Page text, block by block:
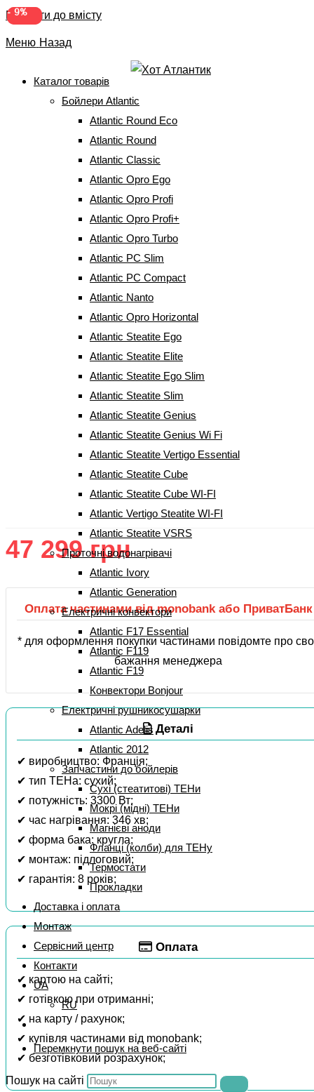
Перейти до вмісту
Меню Назад
Каталог товарів
Бойлери Atlantic
Atlantic Round Eco
Atlantic Round
Atlantic Classic
Atlantic Opro Ego
Atlantic Opro Profi
Atlantic Opro Profi+
Atlantic Opro Turbo
Atlantic PC Slim
Atlantic PC Compact
Atlantic Nanto
Atlantic Opro Horizontal
Atlantic Steatite Ego
Atlantic Steatite Elite
Atlantic Steatite Ego Slim
Atlantic Steatite Slim
Atlantic Steatite Genius
Atlantic Steatite Genius Wi Fi
Atlantic Steatite Vertigo Essential
Atlantic Steatite Cube
Atlantic Steatite Cube WI-FI
Atlantic Vertigo Steatite WI-FI
Atlantic Steatite VSRS
Проточні водонагрівачі
Atlantic Ivory
Atlantic Generation
Електричні конвектори
Atlantic F17 Essential
Atlantic F119
Atlantic F19
Конвектори Bonjour
Електричні рушникосушарки
Atlantic Adelis
Atlantic 2012
Запчастини до бойлерів
Сухі (стеатитові) ТЕНи
Мокрі (мідні) ТЕНи
Магнієві аноди
Фланці (колби) для ТЕНу
Термостати
Прокладки
Доставка і оплата
Монтаж
Сервісний центр
Контакти
UA
RU
Перемкнути пошук на веб-сайті
Пошук на сайті
Бойлер Atlantic Steatite
Floor Standing ES – VS 300
MC (234191200)
(294291300)
Бойлери Atlantic⇒Atlantic Steatite VSRS
Atlantic Steatite Floor Standing ES – VS 300 MC (234191200)
Бойлер Atlantic Steatite Floor
Standing ES – VS 300 MC
(234191200) (294291300)
Рейтинг5.00з 5 на основі опитування
47 299грн
Оплата частинами від monobank або ПриватБанк
* для оформлення покупки частинами повідомте про
бажання менеджера
Деталі
✔ виробництво: Франція;
✔ тип ТЕНа: сухий;
✔ потужність: 3300 Вт;
✔ час нагрівання: 346 хв;
✔ форма бака: кругла;
✔ монтаж: підлоговий;
✔ гарантія: 8 років;
Оплата
✔ картою на сайті;
✔ готівкою при отриманні;
✔ на карту / рахунок;
✔ купівля частинами від monobank;
✔ безготівковий розрахунок;
- 8%
- 9%